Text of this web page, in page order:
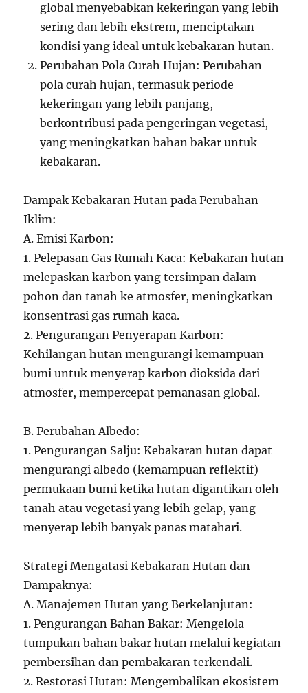
global menyebabkan kekeringan yang lebih
sering dan lebih ekstrem, menciptakan
kondisi yang ideal untuk kebakaran hutan.
Perubahan Pola Curah Hujan: Perubahan
pola curah hujan, termasuk periode
kekeringan yang lebih panjang,
berkontribusi pada pengeringan vegetasi,
yang meningkatkan bahan bakar untuk
kebakaran.
Dampak Kebakaran Hutan pada Perubahan
Iklim:
A. Emisi Karbon:
1. Pelepasan Gas Rumah Kaca: Kebakaran hutan
melepaskan karbon yang tersimpan dalam
pohon dan tanah ke atmosfer, meningkatkan
konsentrasi gas rumah kaca.
2. Pengurangan Penyerapan Karbon:
Kehilangan hutan mengurangi kemampuan
bumi untuk menyerap karbon dioksida dari
atmosfer, mempercepat pemanasan global.
B. Perubahan Albedo:
1. Pengurangan Salju: Kebakaran hutan dapat
mengurangi albedo (kemampuan reflektif)
permukaan bumi ketika hutan digantikan oleh
tanah atau vegetasi yang lebih gelap, yang
menyerap lebih banyak panas matahari.
Strategi Mengatasi Kebakaran Hutan dan
Dampaknya:
A. Manajemen Hutan yang Berkelanjutan:
1. Pengurangan Bahan Bakar: Mengelola
tumpukan bahan bakar hutan melalui kegiatan
pembersihan dan pembakaran terkendali.
2. Restorasi Hutan: Mengembalikan ekosistem